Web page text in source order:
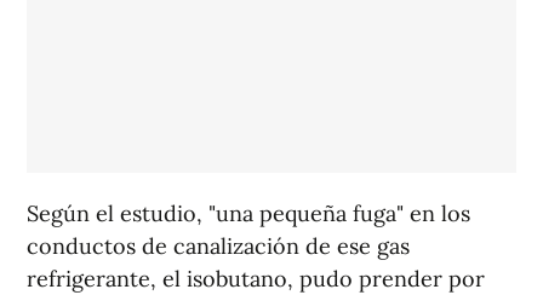
Según el estudio, "una pequeña fuga" en los
conductos de canalización de ese gas
refrigerante, el isobutano, pudo prender por